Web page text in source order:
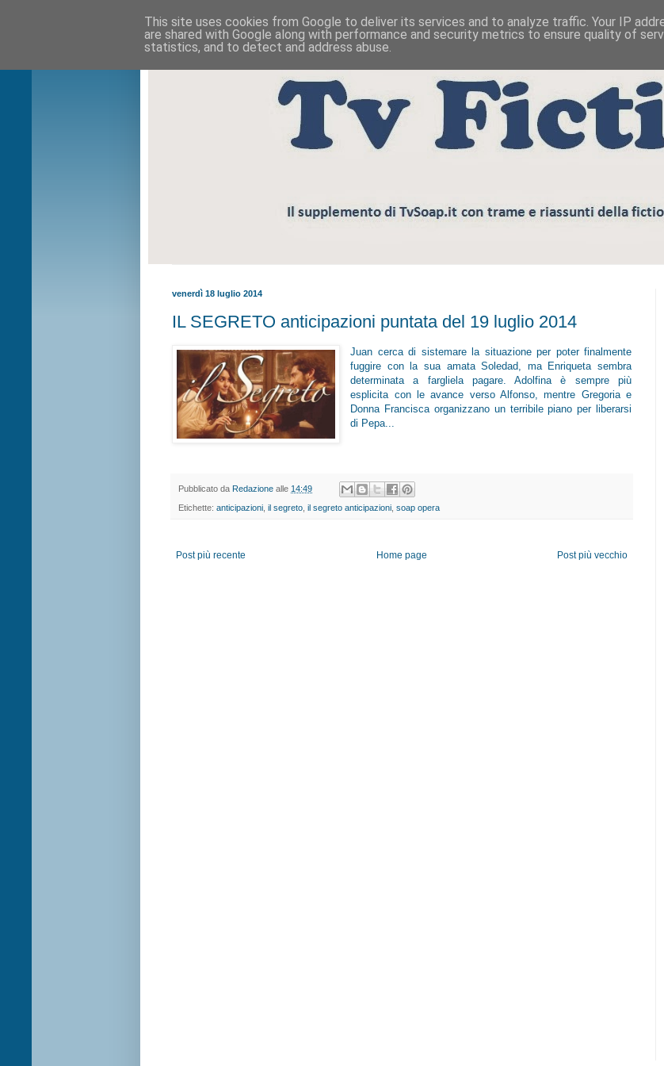
venerdì 18 luglio 2014
IL SEGRETO anticipazioni puntata del 19 luglio 2014
Juan cerca di sistemare la situazione per poter finalmente
fuggire con la sua amata Soledad, ma Enriqueta sembra
determinata a fargliela pagare. Adolfina è sempre più
esplicita con le avance verso Alfonso, mentre Gregoria e
Donna Francisca organizzano un terribile piano per liberarsi
di Pepa...
Pubblicato da Redazione alle 14:49
Etichette: anticipazioni il segreto il segreto anticipazioni soap opera
Post più recente Post più vecchio
Home page
This site uses cookies from Google to deliver its services and to analyze traffic. Your IP
are shared with Google along with performance and security metrics to ensure quality of
statistics, and to detect and address abuse.